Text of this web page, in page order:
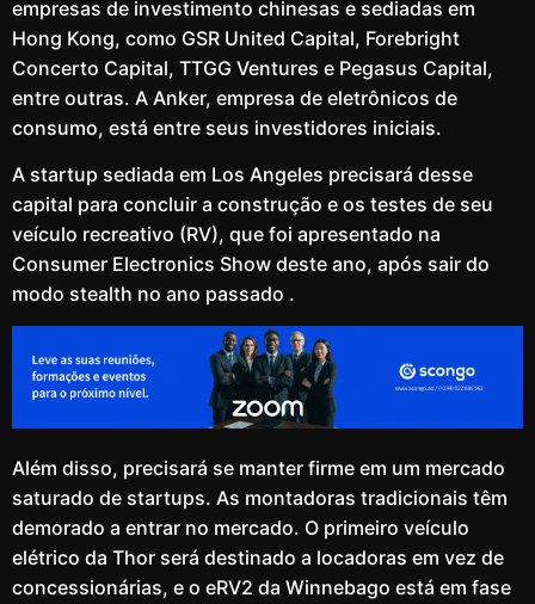
empresas de investimento chinesas e sediadas em
Hong Kong, como GSR United Capital, Forebright
Concerto Capital, TTGG Ventures e Pegasus Capital,
entre outras. A Anker, empresa de eletrônicos de
consumo, está entre seus investidores iniciais.
A startup sediada em Los Angeles precisará desse
capital para concluir a construção e os testes de seu
veículo recreativo (RV), que foi apresentado na
Consumer Electronics Show deste ano, após sair do
modo stealth no ano passado .
Além disso, precisará se manter firme em um mercado
saturado de startups. As montadoras tradicionais têm
demorado a entrar no mercado. O primeiro veículo
elétrico da Thor será destinado a locadoras em vez de
concessionárias, e o eRV2 da Winnebago está em fase